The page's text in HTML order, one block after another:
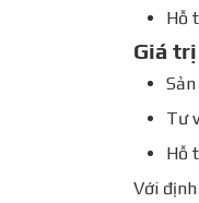
Hỗ
Giá
Tư
Hỗ
Với